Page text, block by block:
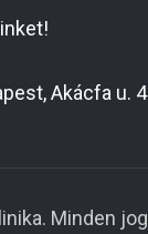
Akácfa u.
Minden